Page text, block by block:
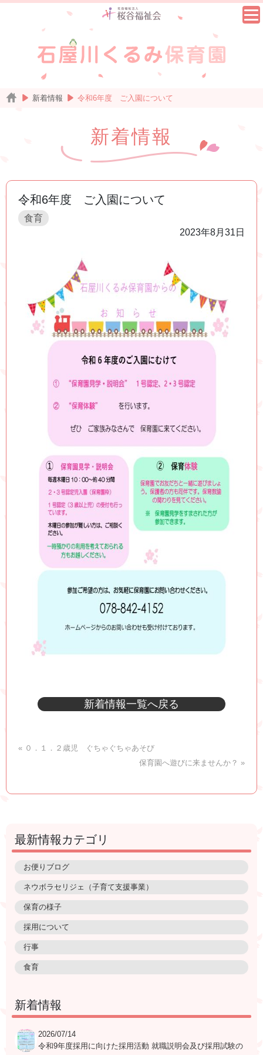
新着情報 令和6年度 ご入園について
新着情報
令和6年度 ご入園について
食育
2023年8月31日
新着情報一覧へ戻る
« ０．１．２歳児 ぐちゃぐちゃあそび
保育園へ遊びに来ませんか？ »
最新情報カテゴリ
お便りブログ
ネウボラセリジェ（子育て支援事業）
保育の様子
採用について
行事
食育
新着情報
2026/07/14
令和9年度採用に向けた採用活動 就職説明会及び採用試験の